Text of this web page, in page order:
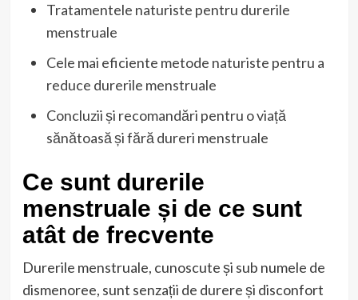
Tratamentele naturiste pentru durerile
menstruale
Cele mai eficiente metode naturiste pentru a
reduce durerile menstruale
Concluzii și recomandări pentru o viață
sănătoasă și fără dureri menstruale
Ce sunt durerile
menstruale și de ce sunt
atât de frecvente
Durerile menstruale, cunoscute și sub numele de
dismenoree, sunt senzații de durere și disconfort